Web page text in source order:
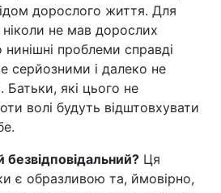
дорослого життя. Для
ніколи не мав дорослих
проблеми справді
серйозними і далеко не
Батьки, які цього не
волі будуть відштовхувати
Ця
є образливою та, ймовірно,